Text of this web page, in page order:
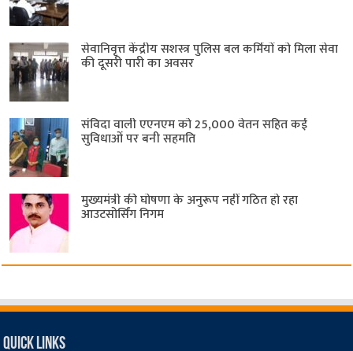
सेवानिवृत्त केंद्रीय सशस्त्र पुलिस बल ​कर्मियों को मिला सेवा
की दूसरी पारी का अवसर
संविदा वाली एएनएम को 25,000 वेतन सहित कई
सुविधाओं पर बनी सहमति
मुख्यमंत्री की घोषणा के अनुरूप नहीं गठित हो रहा
आउटसोर्सिंग निगम
Quick Links